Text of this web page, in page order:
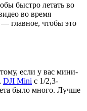
быстро летать во
во время
— главное, чтобы это
если у вас мини-
DJI Mini с 1/2,3-
было много. Лучше